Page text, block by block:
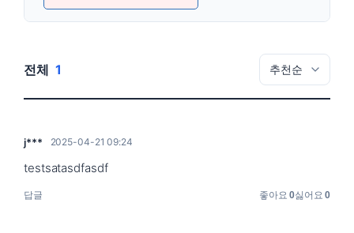
전체 1
j*** 2025-04-21 09:24
testsatasdfasdf
답글 좋아요 0싫어요 0